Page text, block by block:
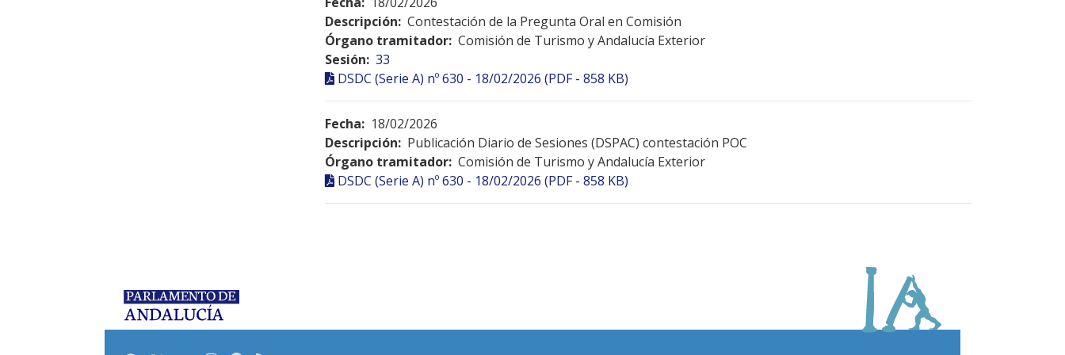
Descripción: Contestación de la Pregunta Oral en Comisión
Órgano tramitador: Comisión de Turismo y Andalucía Exterior
Sesión: 33
DSDC (Serie A) nº 630 - 18/02/2026 (PDF - 858 KB)
Fecha: 18/02/2026
Descripción: Publicación Diario de Sesiones (DSPAC) contestación POC
Órgano tramitador: Comisión de Turismo y Andalucía Exterior
DSDC (Serie A) nº 630 - 18/02/2026 (PDF - 858 KB)